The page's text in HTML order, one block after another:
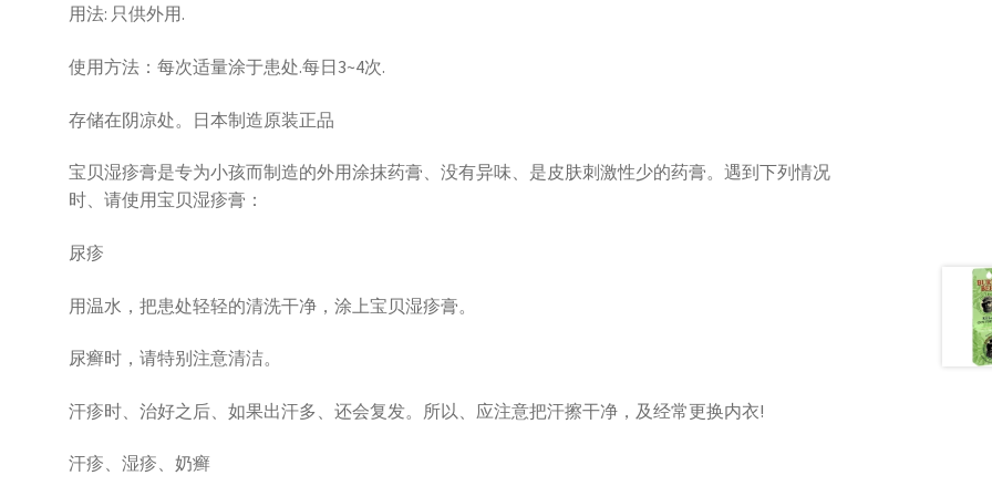
用法: 只供外用.
使用方法：每次适量涂于患处.每日3~4次.
存储在阴凉处。日本制造原装正品
宝贝湿疹膏是专为小孩而制造的外用涂抹药膏、没有异味、是皮肤刺激性少的药膏。遇到下列情况
时、请使用宝贝湿疹膏：
尿疹
用温水，把患处轻轻的清洗干净，涂上宝贝湿疹膏。
尿癣时，请特别注意清洁。
汗疹时、治好之后、如果出汗多、还会复发。所以、应注意把汗擦干净，及经常更换内衣!
汗疹、湿疹、奶癣